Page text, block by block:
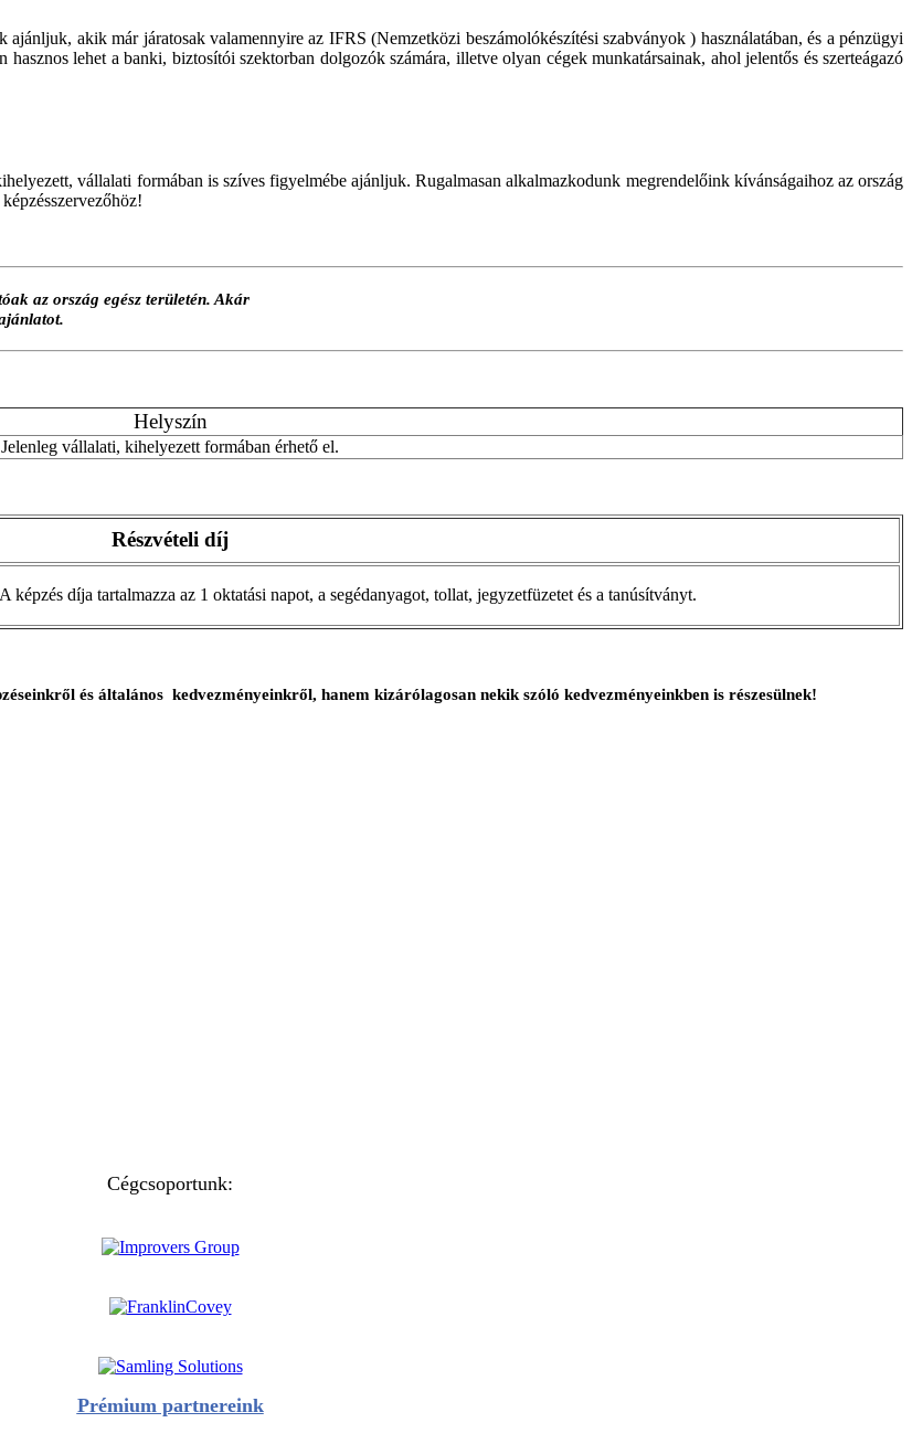
akik már járatosak valamennyire az IFRS (Nemzetközi beszámolókészítési szabványok ) használatában, és a pénzügyi
lehet a banki, biztosítói szektorban dolgozók számára, illetve olyan cégek munkatársainak, ahol jelentős és szerteágazó
vállalati formában is szíves figyelmébe ajánljuk. Rugalmasan alkalmazkodunk megrendelőink kívánságaihoz az ország
az ország egész területén. Akár
Helyszín
Jelenleg vállalati, kihelyezett formában érhető el.
Részvételi díj
A képzés díja tartalmazza az 1 oktatási napot, a segédanyagot, tollat, jegyzetfüzetet és a tanúsítványt.
és általános kedvezményeinkről, hanem kizárólagosan nekik szóló kedvezményeinkben is részesülnek!
Cégcsoportunk:
Prémium partnereink